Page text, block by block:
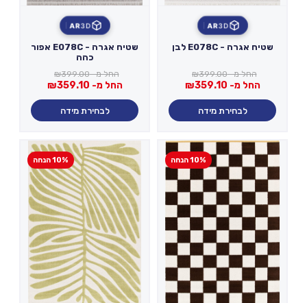
3D
AR
שטיח אגרה - E078C לבן
החל מ- ₪399.00
החל מ- ₪359.10
לבחירת מידה
3D
AR
שטיח אגרה - E078C אפור
כהה
החל מ- ₪399.00
החל מ- ₪359.10
לבחירת מידה
10% הנחה 10% הנחה